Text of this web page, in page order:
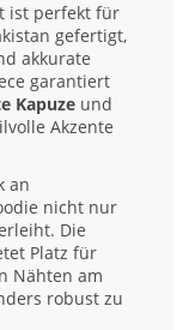
ist perfekt für
gefertigt,
akkurate
garantiert
Kapuze und
Akzente
an
nicht nur
Die
Platz für
Nähten am
robust zu